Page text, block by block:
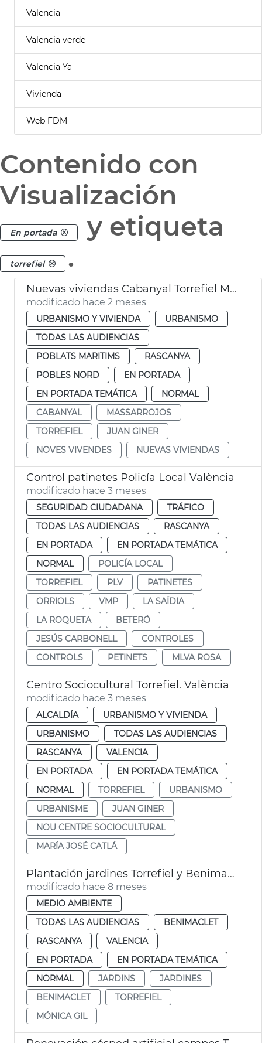
Valencia
Valencia verde
Valencia Ya
Vivienda
Web FDM
Contenido con
Visualización
En portada y etiqueta
torrefiel .
Nuevas viviendas Cabanyal Torrefiel Massrrojos València
modificado hace 2 meses
URBANISMO Y VIVIENDA
URBANISMO
TODAS LAS AUDIENCIAS
POBLATS MARITIMS
RASCANYA
POBLES NORD
EN PORTADA
EN PORTADA TEMÁTICA
NORMAL
CABANYAL
MASSARROJOS
TORREFIEL
JUAN GINER
NOVES VIVENDES
NUEVAS VIVIENDAS
Control patinetes Policía Local València
modificado hace 3 meses
SEGURIDAD CIUDADANA
TRÁFICO
TODAS LAS AUDIENCIAS
RASCANYA
EN PORTADA
EN PORTADA TEMÁTICA
NORMAL
POLICÍA LOCAL
TORREFIEL
PLV
PATINETES
ORRIOLS
VMP
LA SAÏDIA
LA ROQUETA
BETERÓ
JESÚS CARBONELL
CONTROLES
CONTROLS
PETINETS MLVA ROSA
Centro Sociocultural Torrefiel. València
modificado hace 3 meses
ALCALDÍA
URBANISMO Y VIVIENDA
URBANISMO
TODAS LAS AUDIENCIAS
RASCANYA
VALENCIA
EN PORTADA
EN PORTADA TEMÁTICA
NORMAL
TORREFIEL
URBANISMO
URBANISME
JUAN GINER
NOU CENTRE SOCIOCULTURAL
MARÍA JOSÉ CATLÁ
Plantación jardines Torrefiel y Benimaclet València
modificado hace 8 meses
MEDIO AMBIENTE
TODAS LAS AUDIENCIAS
BENIMACLET
RASCANYA
VALENCIA
EN PORTADA
EN PORTADA TEMÁTICA
NORMAL
JARDINS
JARDINES
BENIMACLET
TORREFIEL
MÓNICA GIL